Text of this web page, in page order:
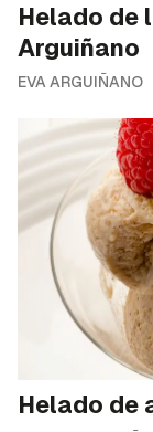
Helado de
Arguiñano
EVA ARGUIÑANO
Helado de